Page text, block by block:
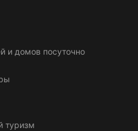
и домов посуточно
туризм